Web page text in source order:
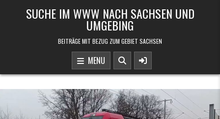
SUCHE IM WWW NACH SACHSEN UND
UMGEBING
BEITRÄGE MIT BEZUG ZUM GEBIET SACHSEN
MENU